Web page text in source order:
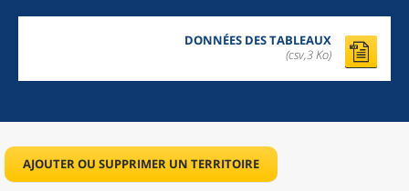
DONNÉES DES TABLEAUX
(csv,3 Ko)
AJOUTER OU SUPPRIMER UN TERRITOIRE